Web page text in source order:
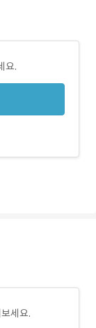
요.
세요.